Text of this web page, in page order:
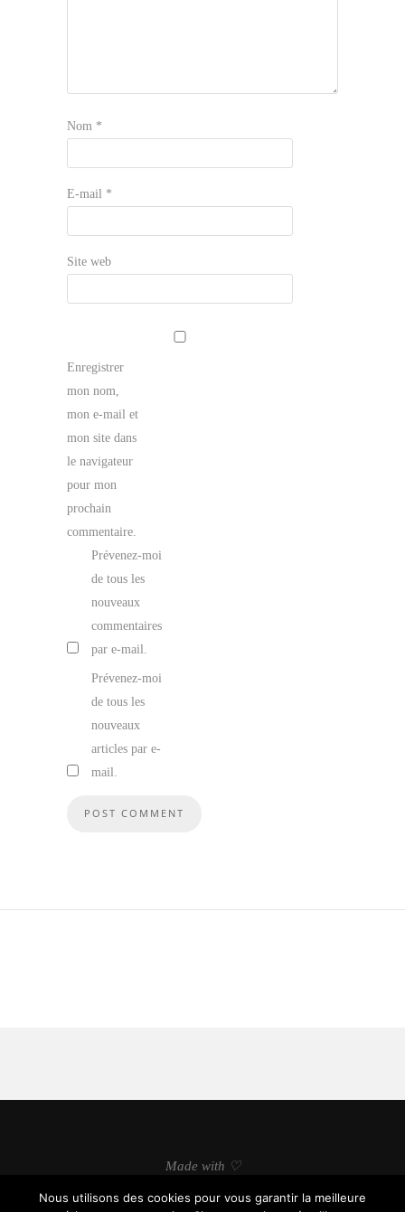
Nom *
E-mail *
Site web
Enregistrer
mon nom,
mon e-mail et
mon site dans
le navigateur
pour mon
prochain
commentaire.
Prévenez-moi
de tous les
nouveaux
commentaires
par e-mail.
Prévenez-moi
de tous les
nouveaux
articles par e-
mail.
Made with ♡
Nous utilisons des cookies pour vous garantir la meilleure